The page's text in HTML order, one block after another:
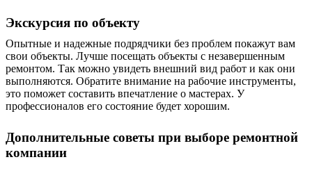
Экскурсия по объекту
Опытные и надежные подрядчики без проблем покажут вам
свои объекты. Лучше посещать объекты с незавершенным
ремонтом. Так можно увидеть внешний вид работ и как они
выполняются. Обратите внимание на рабочие инструменты,
это поможет составить впечатление о мастерах. У
профессионалов его состояние будет хорошим.
Дополнительные советы при выборе ремонтной
компании